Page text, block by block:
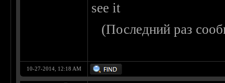
see it
(Последний раз
10-27-2014, 12:18 AM